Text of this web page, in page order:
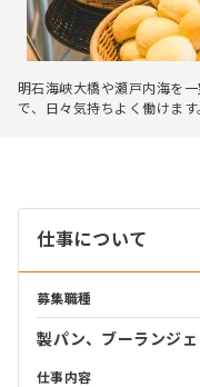
明石海峡大橋や瀬戸内海を
で、日々気持ちよく働けます
仕事について
募集職種
製パン、ブーランジェ
仕事内容